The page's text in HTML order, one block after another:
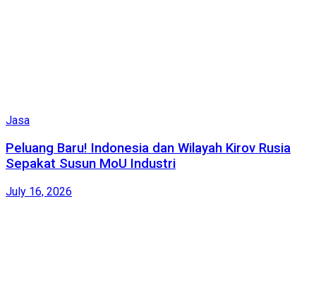
Jasa
Peluang Baru! Indonesia dan Wilayah Kirov Rusia
Sepakat Susun MoU Industri
July 16, 2026